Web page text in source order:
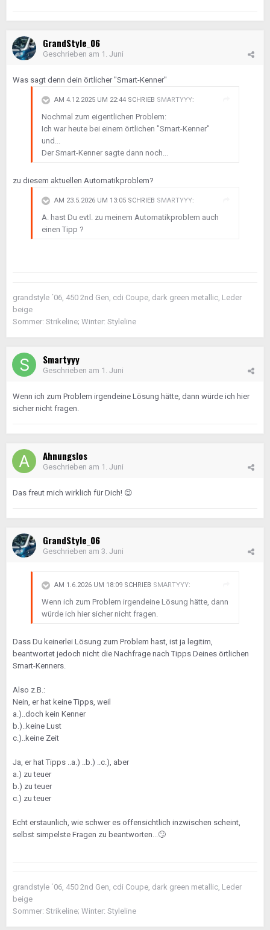
GrandStyle_06
Geschrieben am 1. Juni
Was sagt denn dein örtlicher "Smart-Kenner"
AM 4.12.2025 UM 22:44 SCHRIEB SMARTYYY:
Nochmal zum eigentlichen Problem:
Ich war heute bei einem örtlichen "Smart-Kenner"
und...
Der Smart-Kenner sagte dann noch...
zu diesem aktuellen Automatikproblem?
AM 23.5.2026 UM 13:05 SCHRIEB SMARTYYY:
A. hast Du evtl. zu meinem Automatikproblem auch
einen Tipp ?
grandstyle ´06, 450 2nd Gen, cdi Coupe, dark green metallic, Leder
beige
Sommer: Strikeline; Winter: Styleline
Smartyyy
Geschrieben am 1. Juni
Wenn ich zum Problem irgendeine Lösung hätte, dann würde ich hier
sicher nicht fragen.
Ahnungslos
Geschrieben am 1. Juni
Das freut mich wirklich für Dich! 😉
GrandStyle_06
Geschrieben am 3. Juni
AM 1.6.2026 UM 18:09 SCHRIEB SMARTYYY:
Wenn ich zum Problem irgendeine Lösung hätte, dann
würde ich hier sicher nicht fragen.
Dass Du keinerlei Lösung zum Problem hast, ist ja legitim,
beantwortet jedoch nicht die Nachfrage nach Tipps Deines örtlichen
Smart-Kenners.
Also z.B.:
Nein, er hat keine Tipps, weil
a.)..doch kein Kenner
b.)..keine Lust
c.)..keine Zeit
Ja, er hat Tipps ..a.) ..b.) ..c.), aber
a.) zu teuer
b.) zu teuer
c.) zu teuer
Echt erstaunlich, wie schwer es offensichtlich inzwischen scheint,
selbst simpelste Fragen zu beantworten...🙄
grandstyle ´06, 450 2nd Gen, cdi Coupe, dark green metallic, Leder
beige
Sommer: Strikeline; Winter: Styleline